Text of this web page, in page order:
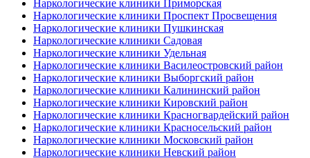
Наркологические клиники Приморская
Наркологические клиники Проспект Просвещения
Наркологические клиники Пушкинская
Наркологические клиники Садовая
Наркологические клиники Удельная
Наркологические клиники Василеостровский район
Наркологические клиники Выборгский район
Наркологические клиники Калининский район
Наркологические клиники Кировский район
Наркологические клиники Красногвардейский район
Наркологические клиники Красносельский район
Наркологические клиники Московский район
Наркологические клиники Невский район